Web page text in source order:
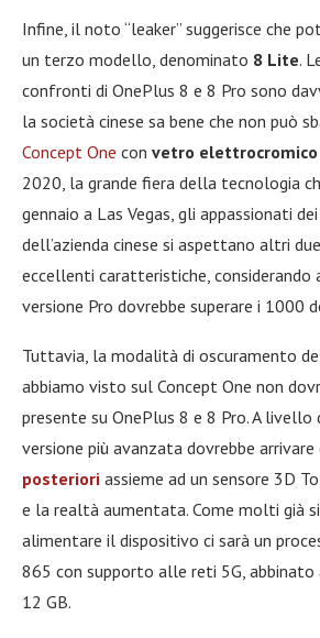
Infine, il noto “leaker” suggerisce che
un terzo modello, denominato 8 Lite.
confronti di OnePlus 8 e 8 Pro sono
la società cinese sa bene che non può
Concept One con vetro elettrocromico
2020, la grande fiera della tecnologia
gennaio a Las Vegas, gli appassionati
dell’azienda cinese si aspettano altri
eccellenti caratteristiche, considerando
versione Pro dovrebbe superare i 1000
Tuttavia, la modalità di oscuramento
abbiamo visto sul Concept One non
presente su OnePlus 8 e 8 Pro. A
versione più avanzata dovrebbe arrivare
posteriori assieme ad un sensore 3D
e la realtà aumentata. Come molti già
alimentare il dispositivo ci sarà un
865 con supporto alle reti 5G, abbinato
12 GB.